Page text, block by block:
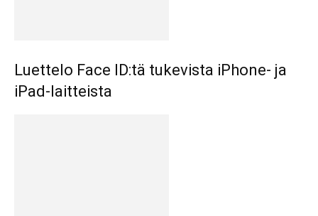
Luettelo Face ID:tä tukevista iPhone- ja
iPad-laitteista